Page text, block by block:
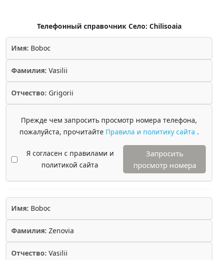
Телефонный справочник Село: Chilisoaia
Имя: Boboc
Фамилия: Vasilii
Отчество: Grigorii
Прежде чем запросить просмотр номера телефона,
пожалуйста, прочитайте Правила и политику сайта .
Я согласен с правилами и
политикой сайта
Запросить
просмотр номера
Имя: Boboc
Фамилия: Zenovia
Отчество: Vasilii